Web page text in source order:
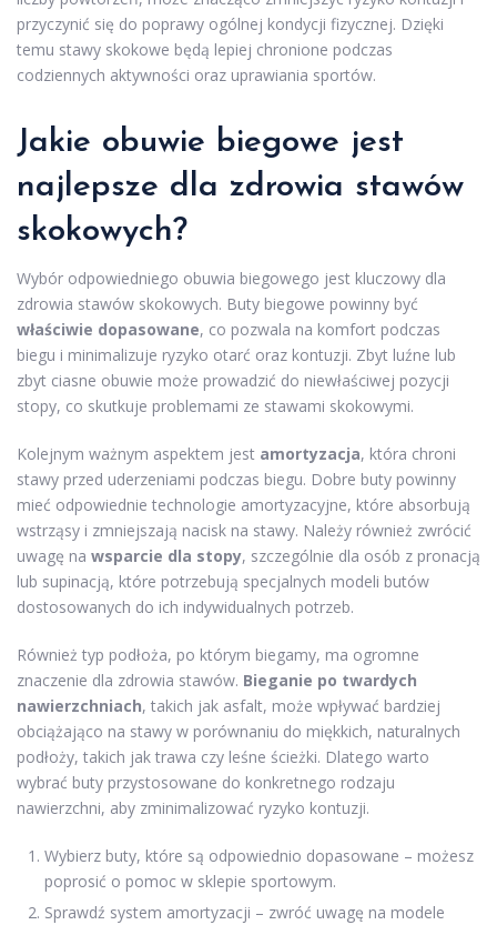
przyczynić się do poprawy ogólnej kondycji fizycznej. Dzięki
temu stawy skokowe będą lepiej chronione podczas
codziennych aktywności oraz uprawiania sportów.
Jakie obuwie biegowe jest
najlepsze dla zdrowia stawów
skokowych?
Wybór odpowiedniego obuwia biegowego jest kluczowy dla
zdrowia stawów skokowych. Buty biegowe powinny być
właściwie dopasowane, co pozwala na komfort podczas
biegu i minimalizuje ryzyko otarć oraz kontuzji. Zbyt luźne lub
zbyt ciasne obuwie może prowadzić do niewłaściwej pozycji
stopy, co skutkuje problemami ze stawami skokowymi.
Kolejnym ważnym aspektem jest amortyzacja, która chroni
stawy przed uderzeniami podczas biegu. Dobre buty powinny
mieć odpowiednie technologie amortyzacyjne, które absorbują
wstrząsy i zmniejszają nacisk na stawy. Należy również zwrócić
uwagę na wsparcie dla stopy, szczególnie dla osób z pronacją
lub supinacją, które potrzebują specjalnych modeli butów
dostosowanych do ich indywidualnych potrzeb.
Również typ podłoża, po którym biegamy, ma ogromne
znaczenie dla zdrowia stawów. Bieganie po twardych
nawierzchniach, takich jak asfalt, może wpływać bardziej
obciążająco na stawy w porównaniu do miękkich, naturalnych
podłoży, takich jak trawa czy leśne ścieżki. Dlatego warto
wybrać buty przystosowane do konkretnego rodzaju
nawierzchni, aby zminimalizować ryzyko kontuzji.
Wybierz buty, które są odpowiednio dopasowane – możesz
poprosić o pomoc w sklepie sportowym.
Sprawdź system amortyzacji – zwróć uwagę na modele